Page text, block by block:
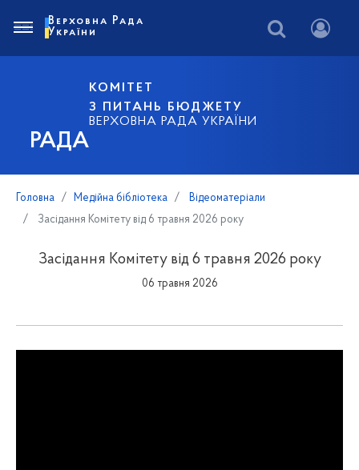
РАДА
КОМІТЕТ
З ПИТАНЬ БЮДЖЕТУ
ВЕРХОВНА РАДА УКРАЇНИ
Верховна Рада
України
Головна Медійна бібліотека
Відеоматеріали
Засідання Комітету від 6 травня 2026 року
Засідання Комітету від 6 травня 2026 року
06 травня 2026